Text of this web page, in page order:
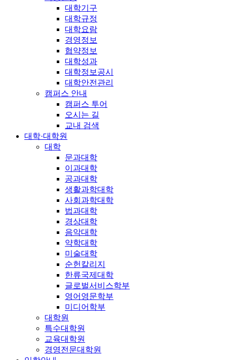
대학기구
대학규정
대학요람
경영정보
협약정보
대학성과
대학정보공시
대학안전관리
캠퍼스 안내
캠퍼스 투어
오시는 길
교내 검색
대학·대학원
대학
문과대학
이과대학
공과대학
생활과학대학
사회과학대학
법과대학
경상대학
음악대학
약학대학
미술대학
순헌칼리지
한류국제대학
글로벌서비스학부
영어영문학부
미디어학부
대학원
특수대학원
교육대학원
경영전문대학원